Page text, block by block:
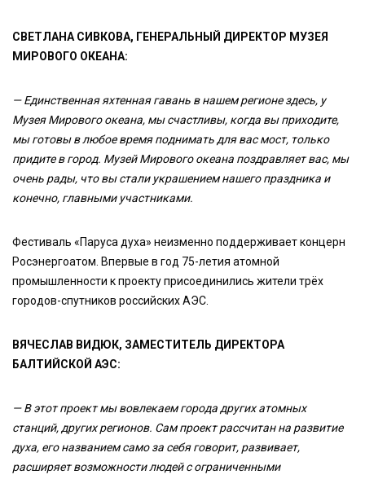
СВЕТЛАНА СИВКОВА, ГЕНЕРАЛЬНЫЙ ДИРЕКТОР МУЗЕЯ
МИРОВОГО ОКЕАНА:
— Единственная яхтенная гавань в нашем регионе здесь, у
Музея Мирового океана, мы счастливы, когда вы приходите,
мы готовы в любое время поднимать для вас мост, только
придите в город. Музей Мирового океана поздравляет вас, мы
очень рады, что вы стали украшением нашего праздника и
конечно, главными участниками.
Фестиваль «Паруса духа» неизменно поддерживает концерн
Росэнергоатом. Впервые в год 75-летия атомной
промышленности к проекту присоединились жители трёх
городов-спутников российских АЭС.
ВЯЧЕСЛАВ ВИДЮК, ЗАМЕСТИТЕЛЬ ДИРЕКТОРА
БАЛТИЙСКОЙ АЭС:
— В этот проект мы вовлекаем города других атомных
станций, других регионов. Сам проект рассчитан на развитие
духа, его названием само за себя говорит, развивает,
расширяет возможности людей с ограниченными